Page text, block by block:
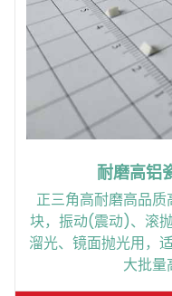
耐磨高铝
正三角高耐磨高品
块，振动(震动)、滚
溜光、镜面抛光用，
大批量